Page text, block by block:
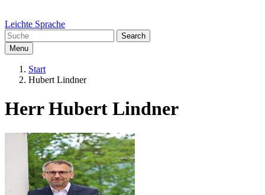
Leichte Sprache
Search
Menu
Start
Hubert Lindner
Herr Hubert Lindner